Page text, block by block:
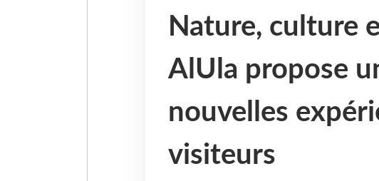
Nature, culture
AlUla propose
nouvelles
visiteurs